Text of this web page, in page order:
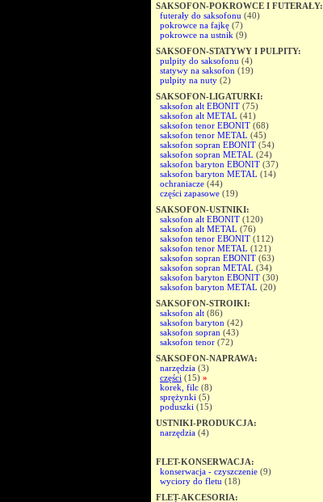
SAKSOFON-POKROWCE I FUTERAŁY:
futerały do saksofonu (40)
pokrowce na fajkę (7)
pokrowce na ustnik (9)
SAKSOFON-STATYWY I PULPITY:
pulpity do saksofonu (4)
statywy na saksofon (19)
pulpity na nuty (2)
SAKSOFON-LIGATURKI:
saksofon alt EBONIT (75)
saksofon alt METAL (41)
saksofon tenor EBONIT (68)
saksofon tenor METAL (45)
saksofon sopran EBONIT (54)
saksofon sopran METAL (24)
saksofon baryton EBONIT (37)
saksofon baryton METAL (14)
ochraniacze (44)
części zapasowe (19)
SAKSOFON-USTNIKI:
saksofon alt EBONIT (120)
saksofon alt METAL (76)
saksofon tenor EBONIT (112)
saksofon tenor METAL (121)
saksofon sopran EBONIT (63)
saksofon sopran METAL (34)
saksofon baryton EBONIT (30)
saksofon baryton METAL (20)
SAKSOFON-STROIKI:
saksofon alt (86)
saksofon baryton (42)
saksofon sopran (43)
saksofon tenor (72)
SAKSOFON-NAPRAWA:
narzędzia (3)
części (15) »
korek, filc (8)
sprężynki (5)
poduszki (15)
USTNIKI-PRODUKCJA:
narzędzia (4)
FLET-KONSERWACJA:
konserwacja - czyszczenie (9)
wyciory do fletu (18)
FLET-AKCESORIA: